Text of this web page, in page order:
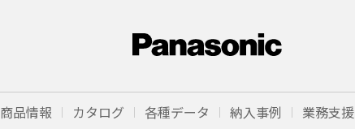
商品情報 カタログ 各種データ 納入事例 業務支援